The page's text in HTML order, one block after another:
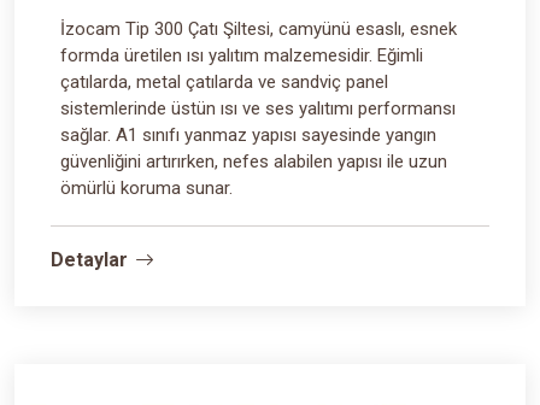
İzocam Tip 300 Çatı Şiltesi, camyünü esaslı, esnek
formda üretilen ısı yalıtım malzemesidir. Eğimli
çatılarda, metal çatılarda ve sandviç panel
sistemlerinde üstün ısı ve ses yalıtımı performansı
sağlar. A1 sınıfı yanmaz yapısı sayesinde yangın
güvenliğini artırırken, nefes alabilen yapısı ile uzun
ömürlü koruma sunar.
Detaylar